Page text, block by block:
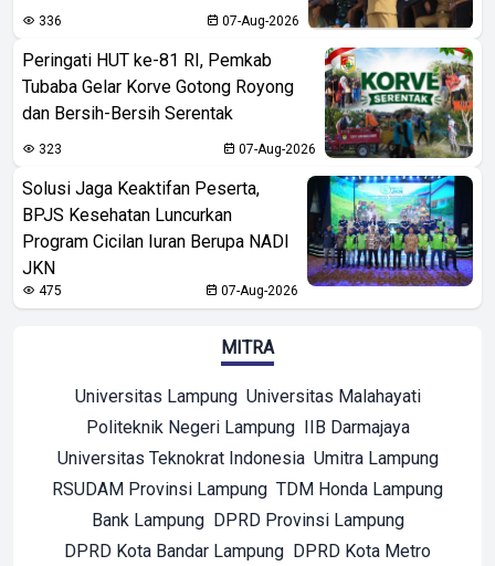
336 07-Aug-2026
Peringati HUT ke-81 RI, Pemkab
Tubaba Gelar Korve Gotong Royong
dan Bersih-Bersih Serentak
323 07-Aug-2026
Solusi Jaga Keaktifan Peserta,
BPJS Kesehatan Luncurkan
Program Cicilan Iuran Berupa NADI
JKN
475 07-Aug-2026
MITRA
Universitas Lampung Universitas Malahayati
Politeknik Negeri Lampung IIB Darmajaya
Universitas Teknokrat Indonesia Umitra Lampung
RSUDAM Provinsi Lampung TDM Honda Lampung
Bank Lampung DPRD Provinsi Lampung
DPRD Kota Bandar Lampung DPRD Kota Metro